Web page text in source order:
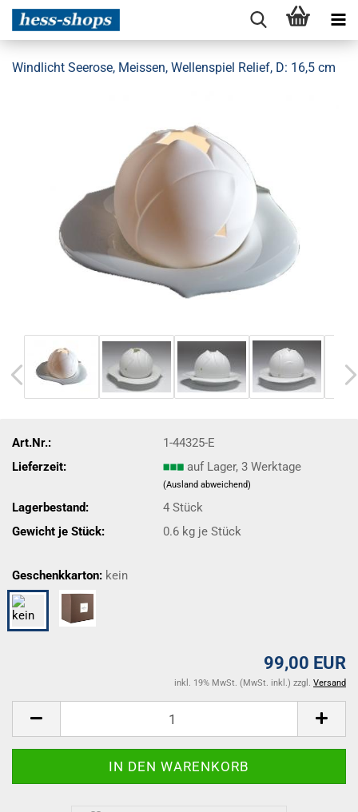
Windlicht Seerose, Meissen, Wellenspiel Relief, D: 16,5 cm
Art.Nr.:
1-44325-E
Lieferzeit:
auf Lager, 3 Werktage
(Ausland abweichend)
Lagerbestand: 4Stück
Gewicht je Stück:
0.6 kg je Stück
Geschenkkarton: kein
99,00 EUR
inkl. 19% MwSt. (MwSt. inkl.) zzgl. Versand